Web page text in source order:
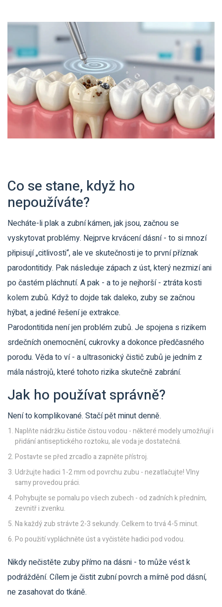
Co se stane, když ho
nepoužíváte?
Necháte-li plak a zubní kámen, jak jsou, začnou se
vyskytovat problémy. Nejprve krvácení dásní - to si mnozí
připisují „citlivosti“, ale ve skutečnosti je to první příznak
parodontitidy. Pak následuje zápach z úst, který nezmizí ani
po častém pláchnutí. A pak - a to je nejhorší - ztráta kosti
kolem zubů. Když to dojde tak daleko, zuby se začnou
hýbat, a jediné řešení je extrakce.
Parodontitida není jen problém zubů. Je spojena s rizikem
srdečních onemocnění, cukrovky a dokonce předčasného
porodu. Věda to ví - a ultrasonický čistič zubů je jedním z
mála nástrojů, které tohoto rizika skutečně zabrání.
Jak ho používat správně?
Není to komplikované. Stačí pět minut denně.
Naplňte nádržku čističe čistou vodou - některé modely umožňují i
přidání antiseptického roztoku, ale voda je dostatečná.
Postavte se před zrcadlo a zapněte přístroj.
Udržujte hadici 1-2 mm od povrchu zubu - nezatlačujte! Vlny
samy provedou práci.
Pohybujte se pomalu po všech zubech - od zadních k předním,
zevnitř i zvenku.
Na každý zub strávte 2-3 sekundy. Celkem to trvá 4-5 minut.
Po použití vypláchněte úst a vyčistěte hadici pod vodou.
Nikdy nečistěte zuby přímo na dásni - to může vést k
podráždění. Cílem je čistit zubní povrch a mírně pod dásní,
ne zasahovat do tkáně.